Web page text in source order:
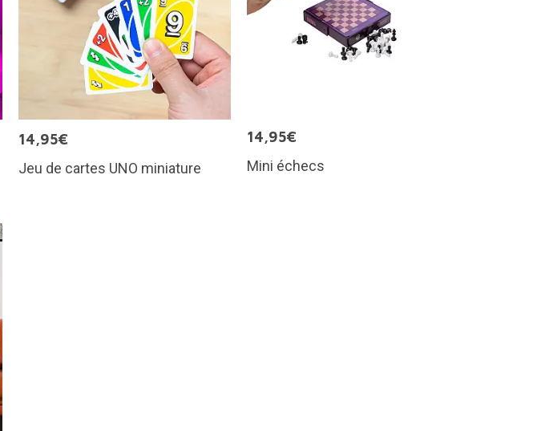
14,95€
Jeu de cartes UNO miniature
14,95€
Mini échecs